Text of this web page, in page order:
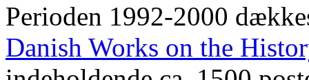
Perioden 1992-2000
Danish Works on the